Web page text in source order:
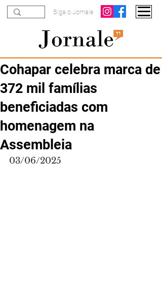
Siga o Jornale
Cohapar celebra marca de
372 mil famílias
beneficiadas com
homenagem na
Assembleia
03/06/2025